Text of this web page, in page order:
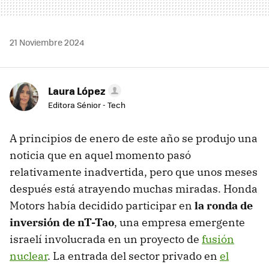
21 Noviembre 2024
Laura López
Editora Sénior - Tech
A principios de enero de este año se produjo una
noticia que en aquel momento pasó
relativamente inadvertida, pero que unos meses
después está atrayendo muchas miradas. Honda
Motors había decidido participar en la ronda de
inversión de nT-Tao, una empresa emergente
israelí involucrada en un proyecto de fusión
nuclear. La entrada del sector privado en el